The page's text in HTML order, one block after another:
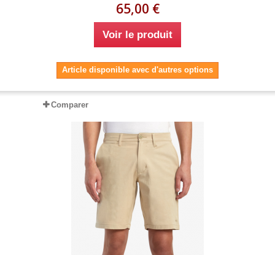
65,00 €
Voir le produit
Article disponible avec d'autres options
Comparer